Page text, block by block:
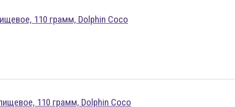
110 грамм, Dolphin Coco
110 грамм, Dolphin Coco